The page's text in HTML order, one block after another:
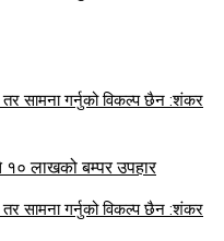
१० लाखको बम्पर उपहार